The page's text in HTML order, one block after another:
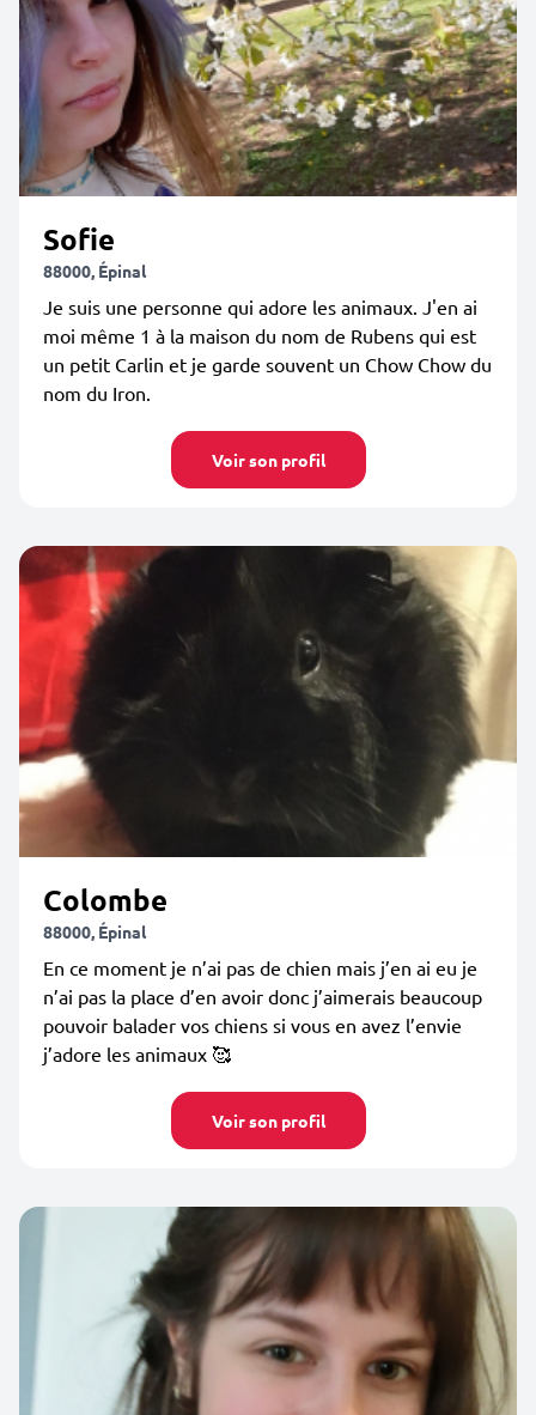
Sofie
88000, Épinal
Je suis une personne qui adore les animaux. J'en ai
moi même 1 à la maison du nom de Rubens qui est
un petit Carlin et je garde souvent un Chow Chow du
nom du Iron.
Voir son profil
Colombe
88000, Épinal
En ce moment je n’ai pas de chien mais j’en ai eu je
n’ai pas la place d’en avoir donc j’aimerais beaucoup
pouvoir balader vos chiens si vous en avez l’envie
j’adore les animaux 🥰
Voir son profil